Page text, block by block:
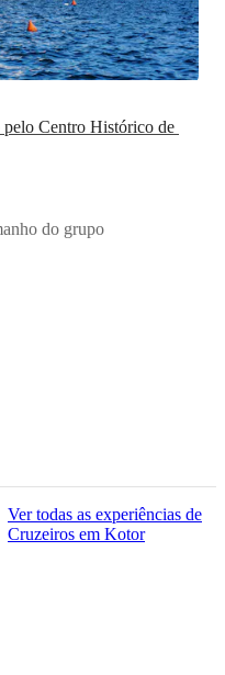
Centro Histórico de
do grupo
Ver todas as experiências de
Cruzeiros em Kotor